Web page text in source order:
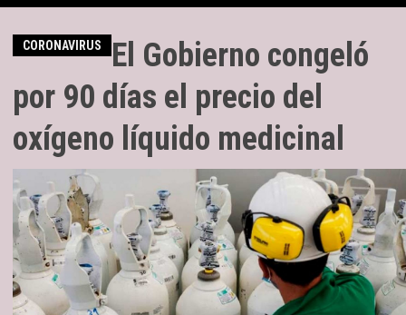
CORONAVIRUS
El Gobierno congeló
por 90 días el precio del
oxígeno líquido medicinal